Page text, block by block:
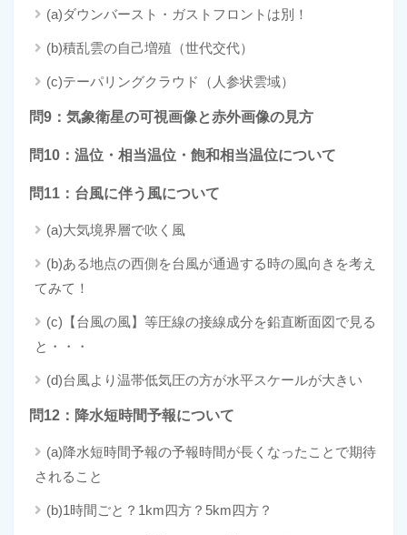
(a)ダウンバースト・ガストフロントは別！
(b)積乱雲の自己増殖（世代交代）
(c)テーパリングクラウド（人参状雲域）
問9：気象衛星の可視画像と赤外画像の見方
問10：温位・相当温位・飽和相当温位について
問11：台風に伴う風について
(a)大気境界層で吹く風
(b)ある地点の西側を台風が通過する時の風向きを考え
てみて！
(c)【台風の風】等圧線の接線成分を鉛直断面図で見る
と・・・
(d)台風より温帯低気圧の方が水平スケールが大きい
問12：降水短時間予報について
(a)降水短時間予報の予報時間が長くなったことで期待
されること
(b)1時間ごと？1km四方？5km四方？